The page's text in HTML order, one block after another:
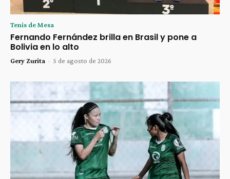
Tenis de Mesa
Fernando Fernández brilla en Brasil y pone a
Bolivia en lo alto
Gery Zurita - 5 de agosto de 2026